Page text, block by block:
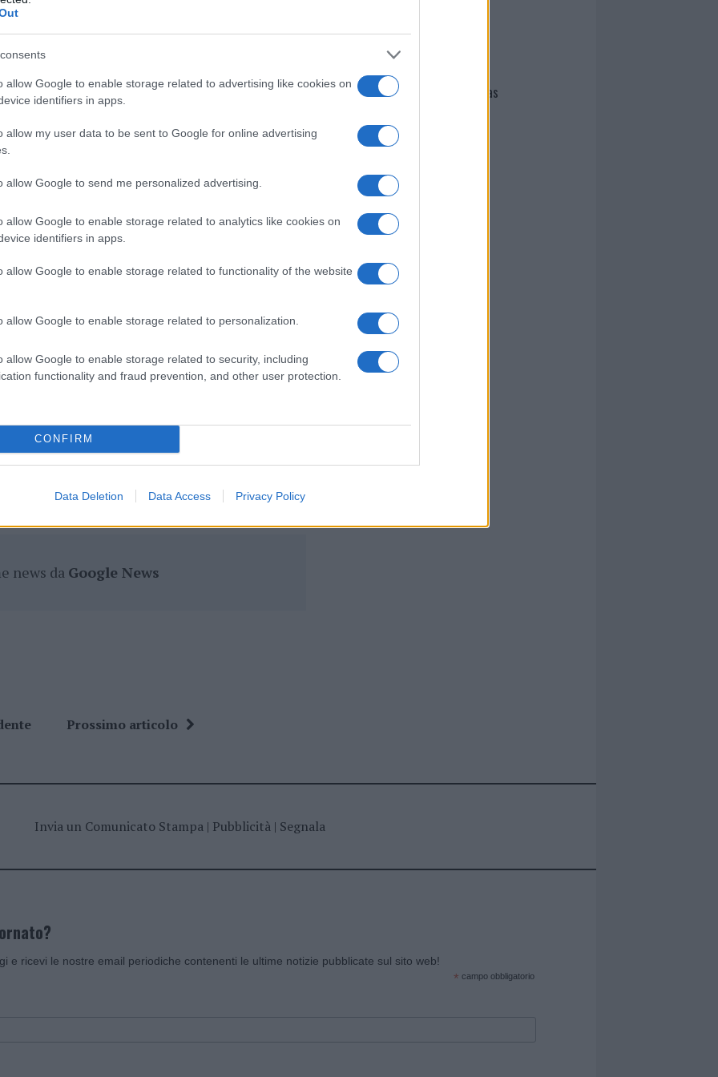
allow Google to enable storage related to advertising like cookies on
identifiers in apps.
allow my user data to be sent to Google for online advertising
allow Google to send me personalized advertising.
allow Google to enable storage related to analytics like cookies on
identifiers in apps.
allow Google to enable storage related to functionality of the website
allow Google to enable storage related to personalization.
allow Google to enable storage related to security, including
functionality and fraud prevention, and other user protection.
CONFIRM
Data Deletion Data Access Privacy Policy
ha attraversato il deserto e il mare
d’arrivo una vita migliore.
nella sezioneLogin
Pier Luigi Caria Sabrina Serra Scuola Olbia
di GalluraOggi.it
i tuoi video e le tue foto
+39 345 356 7512
news da Google News
Prossimo articolo
Giovannimaria Cabras
Invia un Comunicato Stampa| Pubblicità| Segnala
e ricevi le nostre email periodiche contenenti le ultime notizie pubblicate sul sito web!
* campo obbligatorio